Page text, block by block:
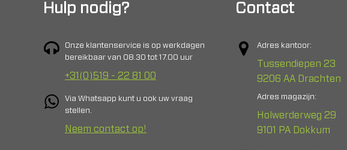
Hulp nodig?
Onze klantenservice is op werkdagen
bereikbaar van 08.30 tot 17.00 uur
+31(0)519 - 22 81 00
Via Whatsapp kunt u ook uw vraag
stellen.
Neem contact op!
Contact
Adres kantoor:
Tussendiepen 23
9206 AA Drachten
Adres magazijn:
Holwerderweg 29
9101 PA Dokkum